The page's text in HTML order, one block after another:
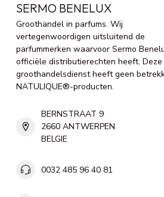
SERMO BENELUX
Groothandel in parfums. Wij
vertegenwoordigen uitsluitend de
parfummerken waarvoor Sermo
officiële distributierechten heeft. Deze
groothandelsdienst heeft geen
NATULIQUE®-producten.
BERNSTRAAT 9
2660 ANTWERPEN
BELGIE
0032 485 96 40 81